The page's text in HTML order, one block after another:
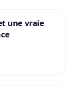
une vraie